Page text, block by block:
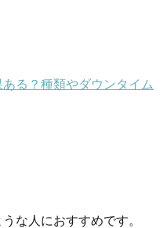
る？種類やダウンタイム
な人におすすめです。